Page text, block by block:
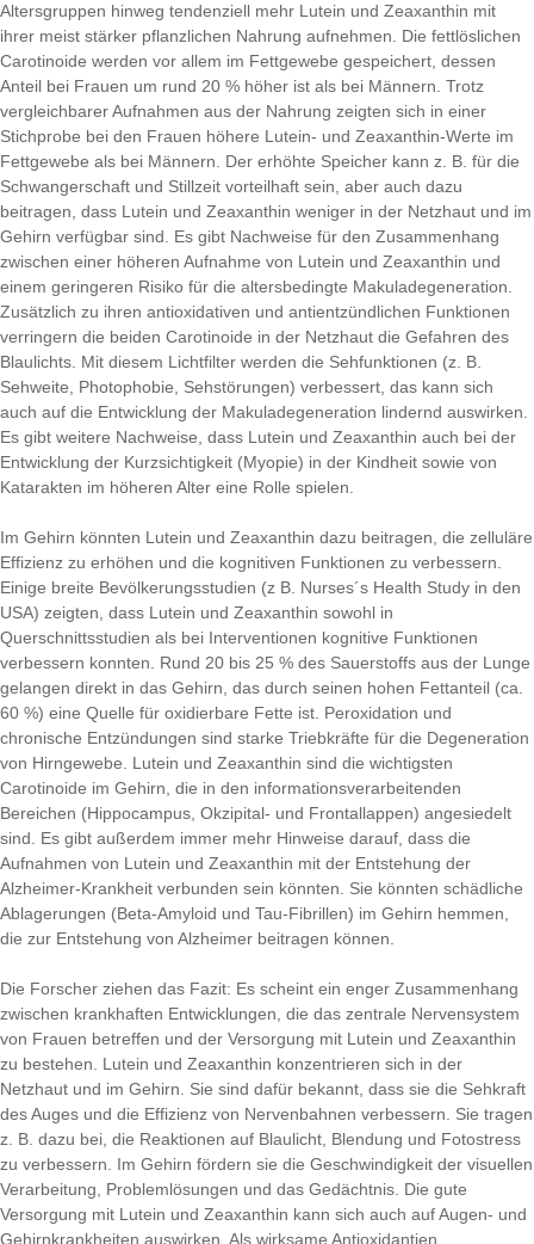
Altersgruppen hinweg tendenziell mehr Lutein und Zeaxanthin mit
ihrer meist stärker pflanzlichen Nahrung aufnehmen. Die fettlöslichen
Carotinoide werden vor allem im Fettgewebe gespeichert, dessen
Anteil bei Frauen um rund 20 % höher ist als bei Männern. Trotz
vergleichbarer Aufnahmen aus der Nahrung zeigten sich in einer
Stichprobe bei den Frauen höhere Lutein- und Zeaxanthin-Werte im
Fettgewebe als bei Männern. Der erhöhte Speicher kann z. B. für die
Schwangerschaft und Stillzeit vorteilhaft sein, aber auch dazu
beitragen, dass Lutein und Zeaxanthin weniger in der Netzhaut und im
Gehirn verfügbar sind. Es gibt Nachweise für den Zusammenhang
zwischen einer höheren Aufnahme von Lutein und Zeaxanthin und
einem geringeren Risiko für die altersbedingte Makuladegeneration.
Zusätzlich zu ihren antioxidativen und antientzündlichen Funktionen
verringern die beiden Carotinoide in der Netzhaut die Gefahren des
Blaulichts. Mit diesem Lichtfilter werden die Sehfunktionen (z. B.
Sehweite, Photophobie, Sehstörungen) verbessert, das kann sich
auch auf die Entwicklung der Makuladegeneration lindernd auswirken.
Es gibt weitere Nachweise, dass Lutein und Zeaxanthin auch bei der
Entwicklung der Kurzsichtigkeit (Myopie) in der Kindheit sowie von
Katarakten im höheren Alter eine Rolle spielen.
Im Gehirn könnten Lutein und Zeaxanthin dazu beitragen, die zelluläre
Effizienz zu erhöhen und die kognitiven Funktionen zu verbessern.
Einige breite Bevölkerungsstudien (z B. Nurses´s Health Study in den
USA) zeigten, dass Lutein und Zeaxanthin sowohl in
Querschnittsstudien als bei Interventionen kognitive Funktionen
verbessern konnten. Rund 20 bis 25 % des Sauerstoffs aus der Lunge
gelangen direkt in das Gehirn, das durch seinen hohen Fettanteil (ca.
60 %) eine Quelle für oxidierbare Fette ist. Peroxidation und
chronische Entzündungen sind starke Triebkräfte für die Degeneration
von Hirngewebe. Lutein und Zeaxanthin sind die wichtigsten
Carotinoide im Gehirn, die in den informationsverarbeitenden
Bereichen (Hippocampus, Okzipital- und Frontallappen) angesiedelt
sind. Es gibt außerdem immer mehr Hinweise darauf, dass die
Aufnahmen von Lutein und Zeaxanthin mit der Entstehung der
Alzheimer-Krankheit verbunden sein könnten. Sie könnten schädliche
Ablagerungen (Beta-Amyloid und Tau-Fibrillen) im Gehirn hemmen,
die zur Entstehung von Alzheimer beitragen können.
Die Forscher ziehen das Fazit: Es scheint ein enger Zusammenhang
zwischen krankhaften Entwicklungen, die das zentrale Nervensystem
von Frauen betreffen und der Versorgung mit Lutein und Zeaxanthin
zu bestehen. Lutein und Zeaxanthin konzentrieren sich in der
Netzhaut und im Gehirn. Sie sind dafür bekannt, dass sie die Sehkraft
des Auges und die Effizienz von Nervenbahnen verbessern. Sie tragen
z. B. dazu bei, die Reaktionen auf Blaulicht, Blendung und Fotostress
zu verbessern. Im Gehirn fördern sie die Geschwindigkeit der visuellen
Verarbeitung, Problemlösungen und das Gedächtnis. Die gute
Versorgung mit Lutein und Zeaxanthin kann sich auch auf Augen- und
Gehirnkrankheiten auswirken. Als wirksame Antioxidantien,